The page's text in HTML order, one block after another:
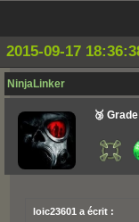
2015-09-17
NinjaLinker
🥉
loic23601 a écrit :